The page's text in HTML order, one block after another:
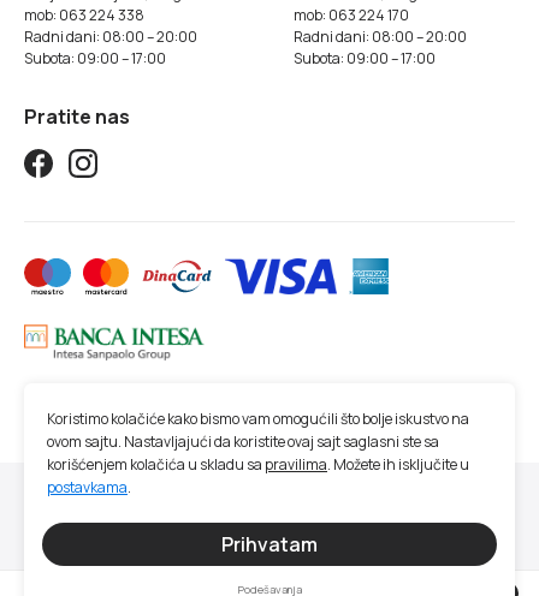
mob: 063 224 338
Radni dani: 08:00 – 20:00
Subota: 09:00 – 17:00
mob: 063 224 170
Radni dani: 08:00 – 20:00
Subota: 09:00 – 17:00
Pratite nas
Sve cene na ovom sajtu iskazane su u dinarima. PDV je uračunat u cenu. Studio
SM nastoji da bude što precizniji u opisu proizvoda, prikazu slika, trenutnoj
raspoloživosti i ceni proizvoda. Ipak, ne možemo garantovati da su sve navedene
Koristimo kolačiće kako bismo vam omogućili što bolje iskustvo na
ovom sajtu. Nastavljajući da koristite ovaj sajt saglasni ste sa
korišćenjem kolačića u skladu sa pravilima. Možete ih isključite u
postavkama.
Prihvatam
Podešavanja